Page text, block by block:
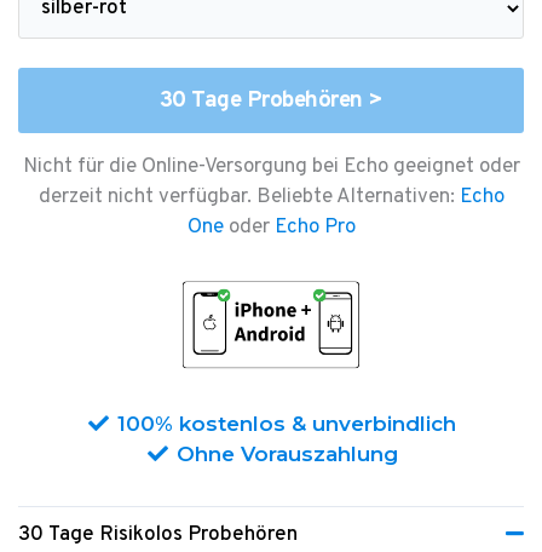
30 Tage Probehören >
Nicht für die Online-Versorgung bei Echo geeignet oder
derzeit nicht verfügbar. Beliebte Alternativen: Echo
Oneoder Echo Pro
100% kostenlos & unverbindlich
Ohne Vorauszahlung
30 Tage Risikolos Probehören